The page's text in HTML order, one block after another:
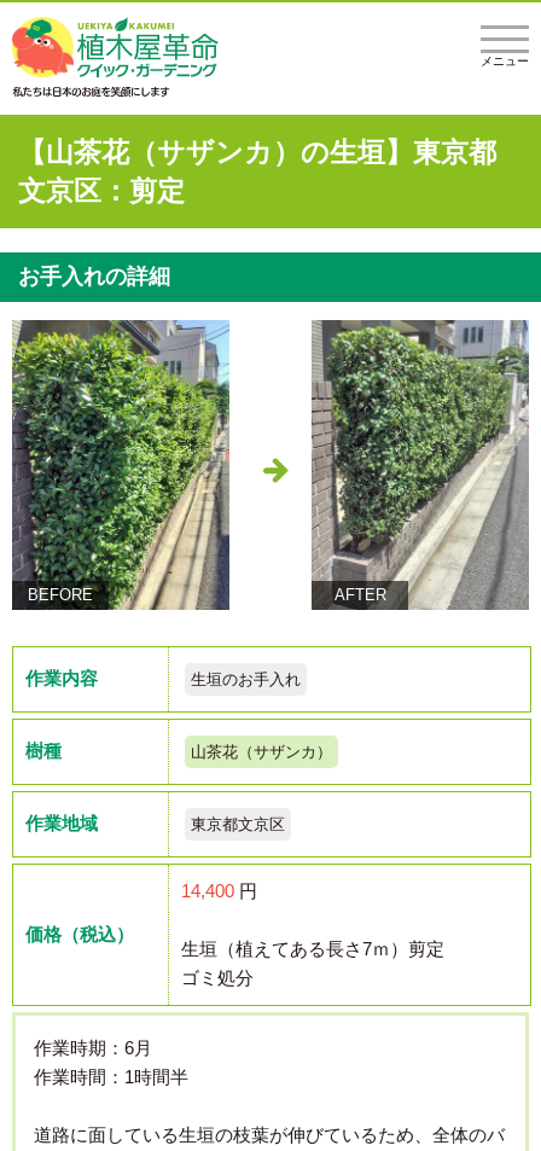
メニュー
【山茶花（サザンカ）の生垣】東京都
文京区：剪定
お手入れの詳細
BEFORE AFTER
作業内容 生垣のお手入れ
樹種 山茶花（サザンカ）
作業地域 東京都文京区
価格（税込）
14,400 円
生垣（植えてある長さ7ｍ）剪定
ゴミ処分
作業時期：6月
作業時間：1時間半
道路に面している生垣の枝葉が伸びているため、全体のバ